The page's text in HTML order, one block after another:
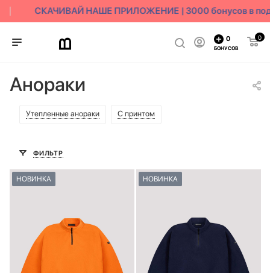
СКАЧИВАЙ НАШЕ ПРИЛОЖЕНИЕ | 3000 бонусов в
0
0
БОНУСОВ
Анораки
Утепленные анораки С принтом
ФИЛЬТР
НОВИНКА НОВИНКА